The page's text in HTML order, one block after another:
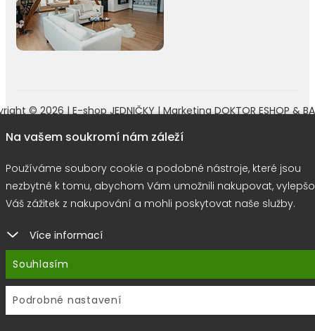
© 2026 |E-shop JEDNIČKY|MarketingDOKTOR ESHOP&
Na vašem soukromí nám záleží
Používáme soubory cookie a podobné nástroje, které jsou
nezbytné k tomu, abychom Vám umožnili nakupovat,
Váš zážitek z nakupování a mohli poskytovat naše služby.
Více informací
Souhlasím
Podrobné nastavení